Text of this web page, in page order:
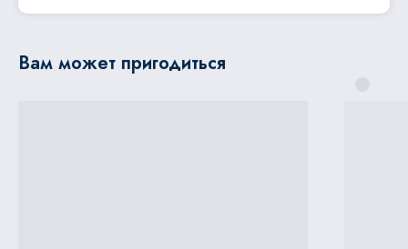
Вам может пригодиться